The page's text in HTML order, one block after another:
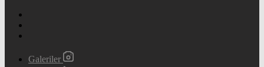
Galeriler